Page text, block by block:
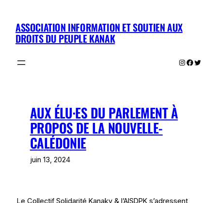
contenu
ASSOCIATION INFORMATION ET SOUTIEN AUX
DROITS DU PEUPLE KANAK
Instagram
Twitter
AUX ÉLU·ES DU PARLEMENT À
PROPOS DE LA NOUVELLE-
CALÉDONIE
juin 13, 2024
Le Collectif Solidarité Kanaky & l’AISDPK s’adressent